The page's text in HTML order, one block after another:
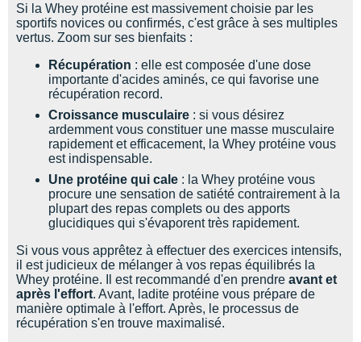
Si la Whey protéine est massivement choisie par les
sportifs novices ou confirmés, c'est grâce à ses multiples
vertus. Zoom sur ses bienfaits :
Récupération : elle est composée d'une dose
importante d'acides aminés, ce qui favorise une
récupération record.
Croissance musculaire : si vous désirez
ardemment vous constituer une masse musculaire
rapidement et efficacement, la Whey protéine vous
est indispensable.
Une protéine qui cale : la Whey protéine vous
procure une sensation de satiété contrairement à la
plupart des repas complets ou des apports
glucidiques qui s'évaporent très rapidement.
Si vous vous apprêtez à effectuer des exercices intensifs,
il est judicieux de mélanger à vos repas équilibrés la
Whey protéine. Il est recommandé d'en prendre avant et
après l'effort. Avant, ladite protéine vous prépare de
manière optimale à l'effort. Après, le processus de
récupération s'en trouve maximalisé.